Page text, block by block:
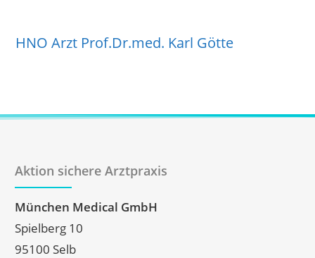
HNO Arzt Prof.Dr.med. Karl Götte
Aktion sichere Arztpraxis
München Medical GmbH
Spielberg 10
95100 Selb